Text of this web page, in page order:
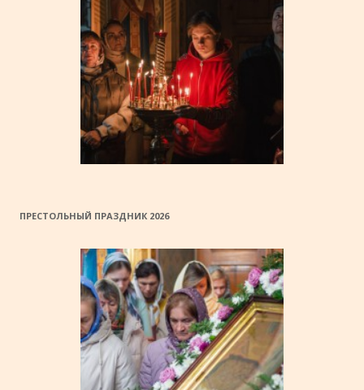
ПРЕСТОЛЬНЫЙ ПРАЗДНИК 2026